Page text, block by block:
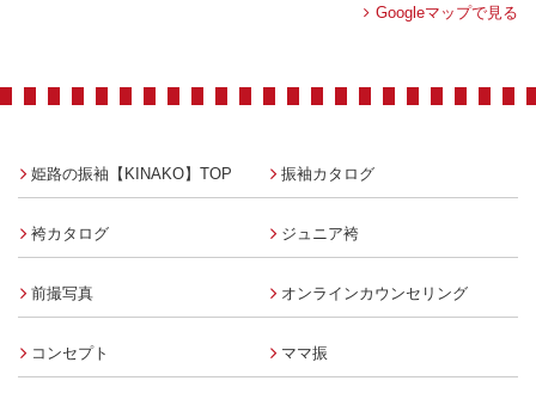
Googleマップで見る
姫路の振袖【KINAKO】TOP 振袖カタログ
袴カタログ ジュニア袴
前撮写真 オンラインカウンセリング
コンセプト ママ振